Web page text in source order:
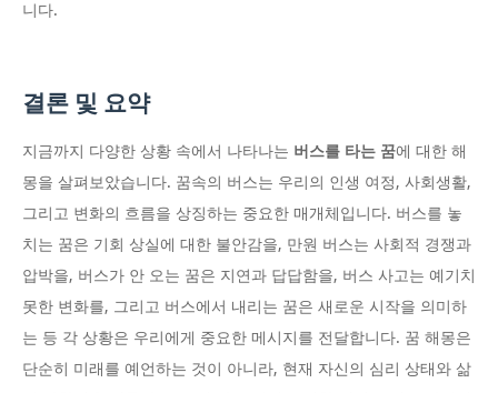
니다.
결론 및 요약
지금까지 다양한 상황 속에서 나타나는 버스를 타는 꿈에 대한 해
몽을 살펴보았습니다. 꿈속의 버스는 우리의 인생 여정, 사회생활,
그리고 변화의 흐름을 상징하는 중요한 매개체입니다. 버스를 놓
치는 꿈은 기회 상실에 대한 불안감을, 만원 버스는 사회적 경쟁과
압박을, 버스가 안 오는 꿈은 지연과 답답함을, 버스 사고는 예기치
못한 변화를, 그리고 버스에서 내리는 꿈은 새로운 시작을 의미하
는 등 각 상황은 우리에게 중요한 메시지를 전달합니다. 꿈 해몽은
단순히 미래를 예언하는 것이 아니라, 현재 자신의 심리 상태와 삶